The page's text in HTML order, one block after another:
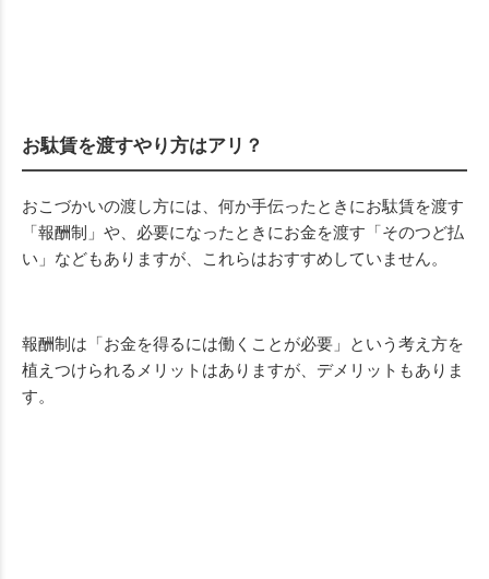
お駄賃を渡すやり方はアリ？
おこづかいの渡し方には、何か手伝ったときにお駄賃を渡す
「報酬制」や、必要になったときにお金を渡す「そのつど払
い」などもありますが、これらはおすすめしていません。
報酬制は「お金を得るには働くことが必要」という考え方を
植えつけられるメリットはありますが、デメリットもありま
す。